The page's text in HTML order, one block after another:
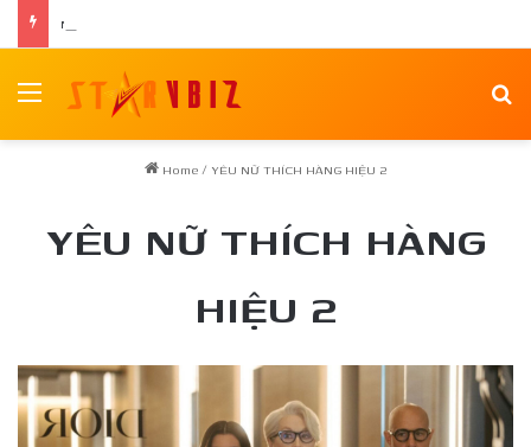
Menu
Home / YÊU NỮ THÍCH HÀNG HIỆU 2
YÊU NỮ THÍCH HÀNG
HIỆU 2